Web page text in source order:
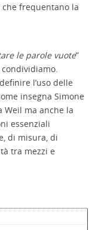
che frequentano la
le parole vuote”
l’uso delle
insegna Simone
Weil ma anche la
essenziali
di misura, di
tra mezzi e